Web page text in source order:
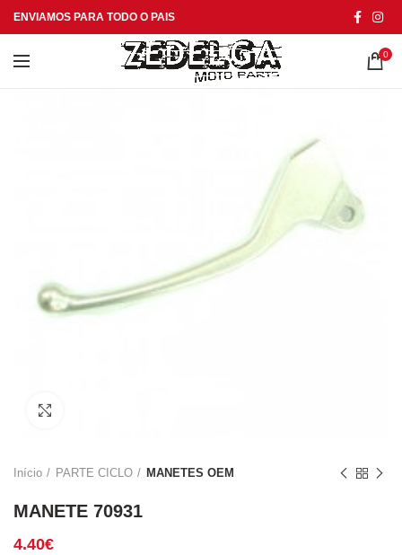
ENVIAMOS PARA TODO O PAIS
0
Início PARTE CICLO MANETES OEM
MANETE 70931
4.40€